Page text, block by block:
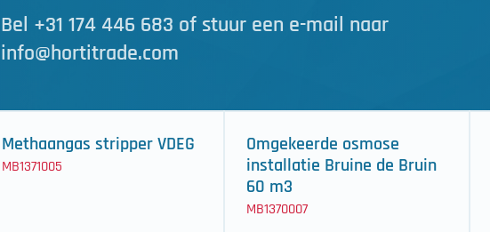
Bel +31 174 446 683 of stuur een e-mail naar
info@hortitrade.com
Methaangas stripper VDEG
MB1371005
Omgekeerde osmose
installatie Bruine de Bruin
60 m3
MB1370007